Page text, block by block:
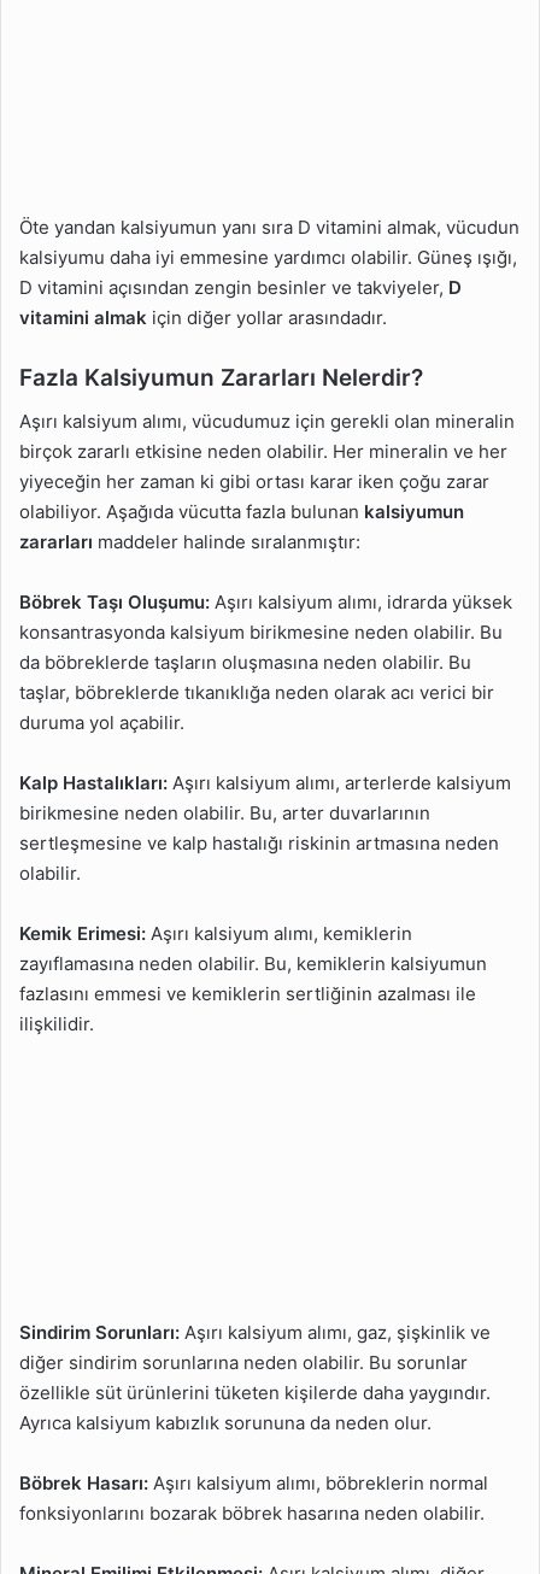
Öte yandan kalsiyumun yanı sıra D vitamini almak, vücudun
kalsiyumu daha iyi emmesine yardımcı olabilir. Güneş ışığı,
D vitamini açısından zengin besinler ve takviyeler, D
vitamini almak için diğer yollar arasındadır.
Fazla Kalsiyumun Zararları Nelerdir?
Aşırı kalsiyum alımı, vücudumuz için gerekli olan mineralin
birçok zararlı etkisine neden olabilir. Her mineralin ve her
yiyeceğin her zaman ki gibi ortası karar iken çoğu zarar
olabiliyor. Aşağıda vücutta fazla bulunan kalsiyumun
zararları maddeler halinde sıralanmıştır:
Böbrek Taşı Oluşumu: Aşırı kalsiyum alımı, idrarda yüksek
konsantrasyonda kalsiyum birikmesine neden olabilir. Bu
da böbreklerde taşların oluşmasına neden olabilir. Bu
taşlar, böbreklerde tıkanıklığa neden olarak acı verici bir
duruma yol açabilir.
Kalp Hastalıkları: Aşırı kalsiyum alımı, arterlerde kalsiyum
birikmesine neden olabilir. Bu, arter duvarlarının
sertleşmesine ve kalp hastalığı riskinin artmasına neden
olabilir.
Kemik Erimesi: Aşırı kalsiyum alımı, kemiklerin
zayıflamasına neden olabilir. Bu, kemiklerin kalsiyumun
fazlasını emmesi ve kemiklerin sertliğinin azalması ile
ilişkilidir.
Sindirim Sorunları: Aşırı kalsiyum alımı, gaz, şişkinlik ve
diğer sindirim sorunlarına neden olabilir. Bu sorunlar
özellikle süt ürünlerini tüketen kişilerde daha yaygındır.
Ayrıca kalsiyum kabızlık sorununa da neden olur.
Böbrek Hasarı: Aşırı kalsiyum alımı, böbreklerin normal
fonksiyonlarını bozarak böbrek hasarına neden olabilir.